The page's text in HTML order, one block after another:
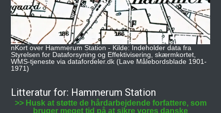
nKort over Hammerum Station - Kilde: Indeholder data fra
Styrelsen for Dataforsyning og Effektivisering, skærmkortet,
WMS-tjeneste via datafordeler.dk (Lave Målebordsblade 1901-
1971)
Litteratur for: Hammerum Station
>> Husk at støtte de hårdarbejdende forfattere, som
bruger meget tid på at sikre vores danske